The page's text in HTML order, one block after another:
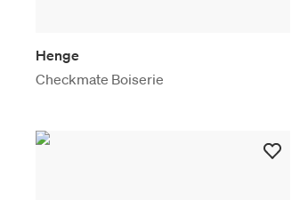
Henge
Checkmate Boiserie